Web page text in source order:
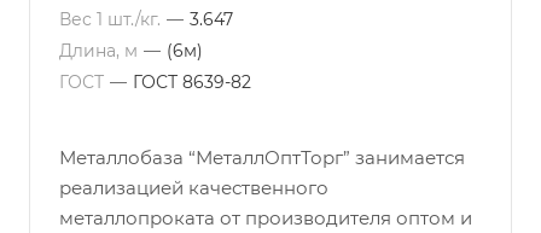
Вес 1 шт./кг. — 3.647
Длина, м — (6м)
ГОСТ — ГОСТ 8639-82
Металлобаза “МеталлОптТорг” занимается
реализацией качественного
металлопроката от производителя оптом и